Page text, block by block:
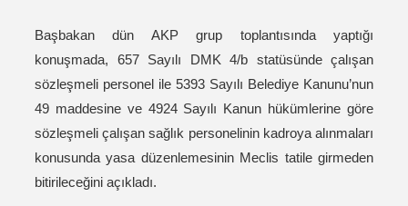
Başbakan dün AKP grup toplantısında yaptığı
konuşmada, 657 Sayılı DMK 4/b statüsünde çalışan
sözleşmeli personel ile 5393 Sayılı Belediye Kanunu’nun
49 maddesine ve 4924 Sayılı Kanun hükümlerine göre
sözleşmeli çalışan sağlık personelinin kadroya alınmaları
konusunda yasa düzenlemesinin Meclis tatile girmeden
bitirileceğini açıkladı.